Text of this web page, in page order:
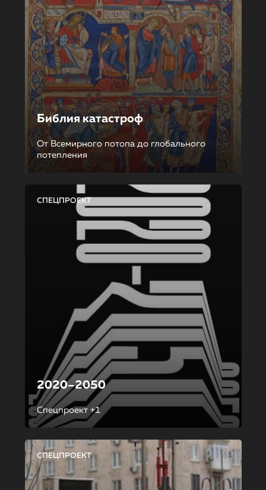
Библия катастроф
От Всемирного потопа до глобального
потепления
СПЕЦПРОЕКТ
2020–2050
Спецпроект +1
СПЕЦПРОЕКТ